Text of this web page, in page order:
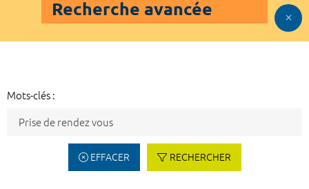
Recherche avancée
Mots-clés :
EFFACER RECHERCHER